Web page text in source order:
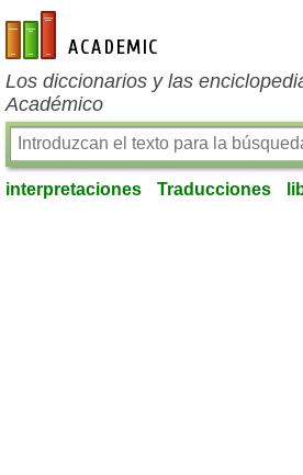
es-academic.com
Los diccionarios y las
Académico
interpretaciones Traducciones